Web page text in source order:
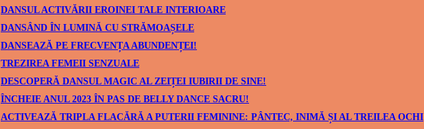
DANSUL ACTIVĂRII EROINEI TALE INTERIOARE
DANSÂND ÎN LUMINĂ CU STRĂMOAȘELE
DANSEAZĂ PE FRECVENȚA ABUNDENȚEI!
TREZIREA FEMEII SENZUALE
DESCOPERĂ DANSUL MAGIC AL ZEIȚEI IUBIRII DE SINE!
ÎNCHEIE ANUL 2023 ÎN PAS DE BELLY DANCE SACRU!
ACTIVEAZĂ TRIPLA FLACĂRĂ A PUTERII FEMININE: PÂNTEC, INIMĂ ȘI AL TREILEA OCHI